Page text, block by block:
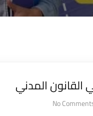
القانون المدني
No